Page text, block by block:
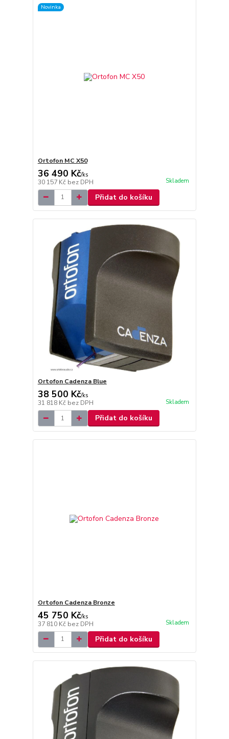
Novinka
Ortofon MC X50
36 490 Kč/ks
30 157 Kč bez DPH Skladem
Přidat do košíku
Ortofon Cadenza Blue
38 500 Kč/ks
31 818 Kč bez DPH Skladem
Přidat do košíku
Ortofon Cadenza Bronze
45 750 Kč/ks
37 810 Kč bez DPH Skladem
Přidat do košíku